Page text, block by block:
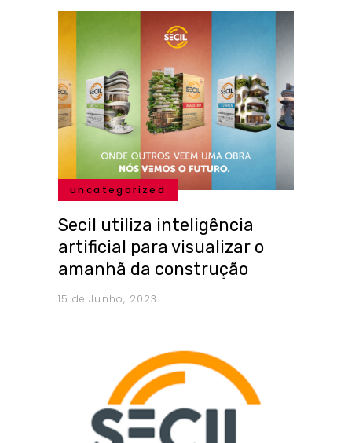
uncategorized
Secil utiliza inteligência
artificial para visualizar o
amanhã da construção
15 de Junho, 2023